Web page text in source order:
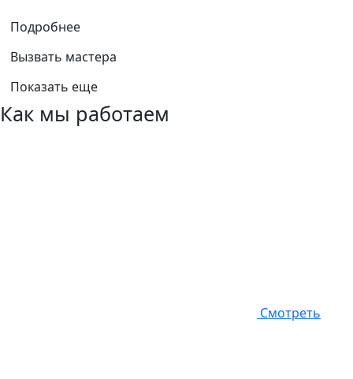
Подробнее
Вызвать мастера
Показать еще
Как мы работаем
Смотреть